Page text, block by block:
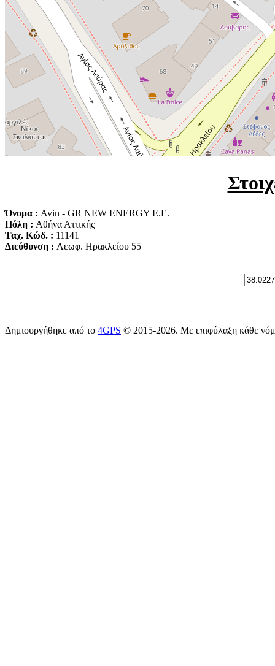
Όνομα : Avin - GR NEW ENERGY Ε.Ε.
Πόλη : Αθήνα Αττικής
Ταχ. Κώδ. : 11141
Διεύθυνση : Λεωφ. Ηρακλείου 55
Δημιουργήθηκε από το 4GPS © 2015-2026. Με επιφύλαξη κάθε